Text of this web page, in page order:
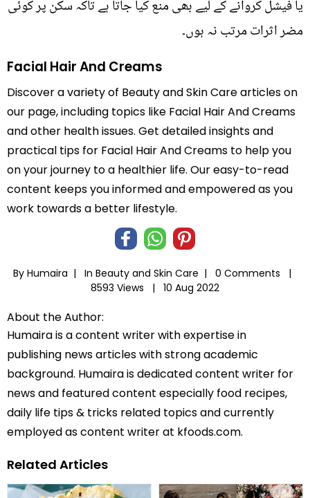
یا فیشل کروانے کے لیے بھی منع کیا جاتا ہے تاکہ سکن پر کوئی
مضر اثرات مرتب نہ ہوں۔
Facial Hair And Creams
Discover a variety of Beauty and Skin Care articles on
our page, including topics like Facial Hair And Creams
and other health issues. Get detailed insights and
practical tips for Facial Hair And Creams to help you
on your journey to a healthier life. Our easy-to-read
content keeps you informed and empowered as you
work towards a better lifestyle.
By Humaira | In Beauty and Skin Care |
0 Comments |
8593 Views |
10 Aug 2022
About the Author:
Humaira is a content writer with expertise in
publishing news articles with strong academic
background. Humaira is dedicated content writer for
news and featured content especially food recipes,
daily life tips & tricks related topics and currently
employed as content writer at kfoods.com.
Related Articles